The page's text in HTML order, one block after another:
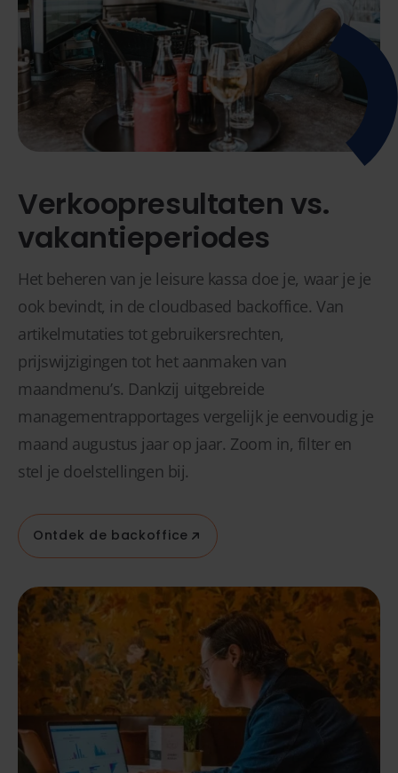
Verkoopresultaten vs.
vakantieperiodes
Het beheren van je leisure kassa doe je, waar je je
ook bevindt, in de cloudbased backoffice. Van
artikelmutaties tot gebruikersrechten,
prijswijzigingen tot het aanmaken van
maandmenu’s. Dankzij uitgebreide
managementrapportages vergelijk je eenvoudig je
maand augustus jaar op jaar. Zoom in, filter en
stel je doelstellingen bij.
Ontdek de backoffice